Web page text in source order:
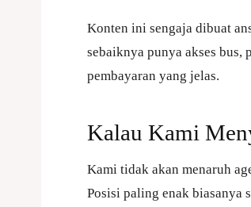
Konten ini sengaja dibuat
sebaiknya punya akses
pembayaran yang jelas.
Kalau Kami
Kami tidak akan menaruh
Posisi paling enak biasanya